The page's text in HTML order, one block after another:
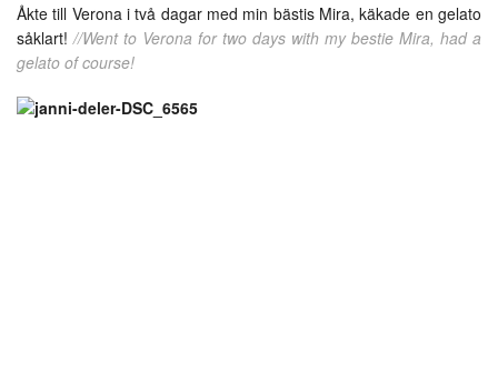
Åkte till Verona i två dagar med min bästis Mira, käkade en gelato
såklart! //Went to Verona for two days with my bestie Mira, had a
gelato of course!